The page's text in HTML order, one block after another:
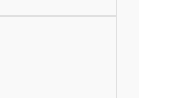
스 이용이 제한됩니다.